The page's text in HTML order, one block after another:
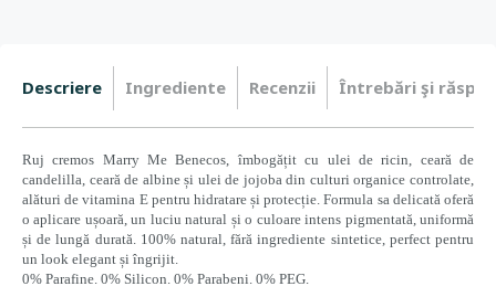
Descriere Ingrediente Recenzii Întrebări şi
Ruj cremos Marry Me Benecos, îmbogățit cu ulei de ricin, ceară de
candelilla, ceară de albine și ulei de jojoba din culturi organice controlate,
alături de vitamina E pentru hidratare și protecție. Formula sa delicată oferă
o aplicare ușoară, un luciu natural și o culoare intens pigmentată, uniformă
și de lungă durată. 100% natural, fără ingrediente sintetice, perfect pentru
un look elegant și îngrijit.
0% Parafine. 0% Silicon. 0% Parabeni. 0% PEG.